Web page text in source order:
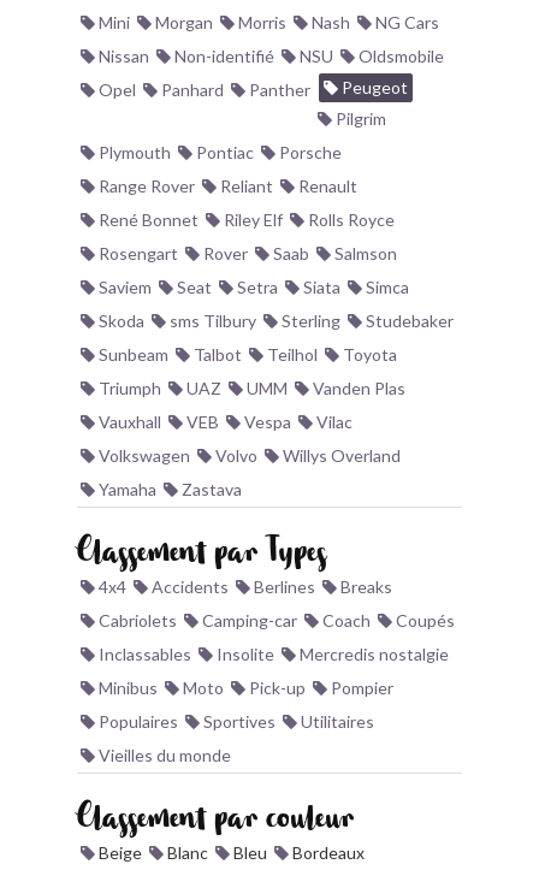
Mini
Morgan Morris Nash
NG Cars
Nissan
Non-identifié NSU
Oldsmobile
Opel
Panhard Panther
Peugeot
Pilgrim
Plymouth
Pontiac
Porsche
Range Rover
Reliant
Renault
René Bonnet
Riley Elf
Rolls Royce
Rosengart
Rover Saab
Salmson
Saviem
Seat Setra Siata
Simca
Skoda
sms Tilbury Sterling
Studebaker
Sunbeam
Talbot Teilhol
Toyota
Triumph
UAZ UMM
Vanden Plas
Vauxhall
VEB Vespa
Vilac
Volkswagen
Volvo
Willys Overland
Yamaha
Zastava
Classement par Types
4x4 Accidents Berlines
Breaks
Cabriolets
Camping-car Coach
Coupés
Inclassables
Insolite
Mercredis nostalgie
Minibus
Moto Pick-up
Pompier
Populaires
Sportives
Utilitaires
Vieilles du monde
Classement par couleur
Beige Blanc Bleu
Bordeaux